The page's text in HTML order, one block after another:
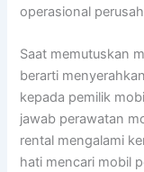
operasional
Saat memutuskan
berarti
kepada pemilik
jawab perawatan
rental mengalami
hati mencari mobil